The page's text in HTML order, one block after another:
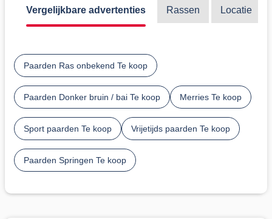
Vergelijkbare advertenties Rassen Locatie
Paarden Ras onbekend Te koop
Paarden Donker bruin / bai Te koop Merries Te koop
Sport paarden Te koop Vrijetijds paarden Te koop
Paarden Springen Te koop